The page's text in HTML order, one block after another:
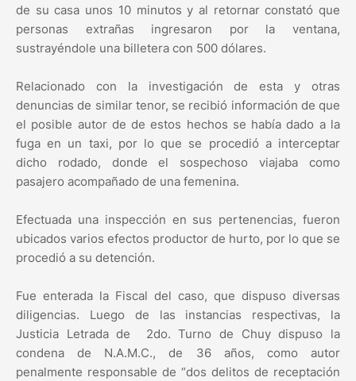
de su casa unos 10 minutos y al retornar constató que
personas extrañas ingresaron por la ventana,
sustrayéndole una billetera con 500 dólares.
Relacionado con la investigación de esta y otras
denuncias de similar tenor, se recibió información de que
el posible autor de de estos hechos se había dado a la
fuga en un taxi, por lo que se procedió a interceptar
dicho rodado, donde el sospechoso viajaba como
pasajero acompañado de una femenina.
Efectuada una inspección en sus pertenencias, fueron
ubicados varios efectos productor de hurto, por lo que se
procedió a su detención.
Fue enterada la Fiscal del caso, que dispuso diversas
diligencias. Luego de las instancias respectivas, la
Justicia Letrada de 2do. Turno de Chuy dispuso la
condena de N.A.M.C., de 36 años, como autor
penalmente responsable de “dos delitos de receptación